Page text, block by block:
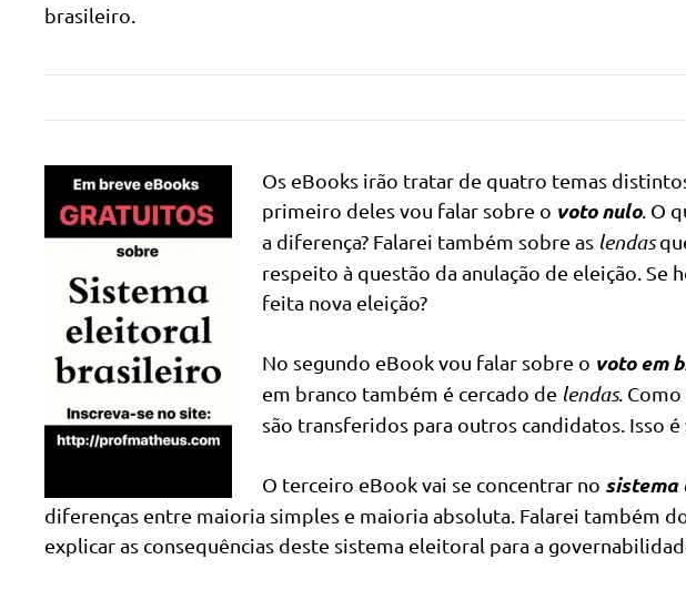
brasileiro.
Os eBooks irão tratar de quatro temas
primeiro deles vou falar sobre o voto nulo. O
a diferença? Falarei também sobre as lendas
respeito à questão da anulação de eleição. Se
feita nova eleição?
No segundo eBook vou falar sobre o voto em
em branco também é cercado de lendas.
são transferidos para outros candidatos. Isso é
O terceiro eBook vai se concentrar no
diferenças entre maioria simples e maioria absoluta. Falarei também
explicar as consequências deste sistema eleitoral para a